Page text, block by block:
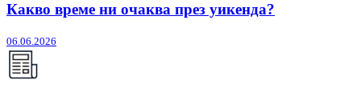
Какво време ни очаква през уикенда?
06.06.2026